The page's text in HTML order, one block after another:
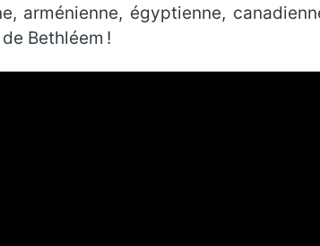
arménienne, égyptienne,
Bethléem !